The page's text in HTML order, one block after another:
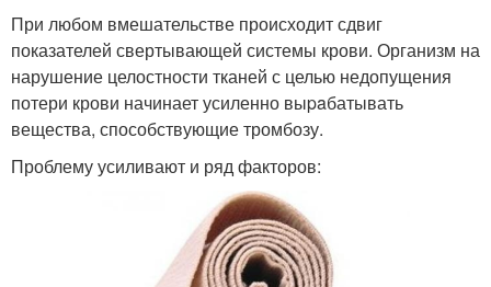
При любом вмешательстве происходит сдвиг
показателей свертывающей системы крови. Организм на
нарушение целостности тканей с целью недопущения
потери крови начинает усиленно выpaбатывать
вещества, способствующие тромбозу.
Проблему усиливают и ряд факторов: